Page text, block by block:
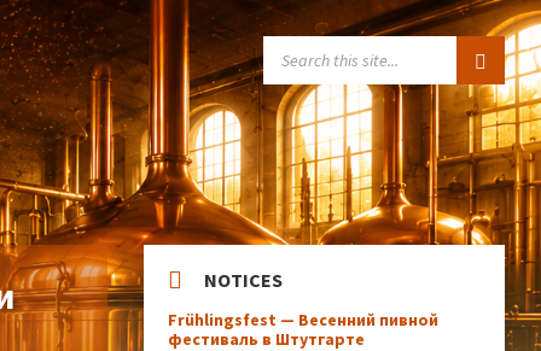
NOTICES
Frühlingsfest — Весенний пивной
фестиваль в Штутгарте